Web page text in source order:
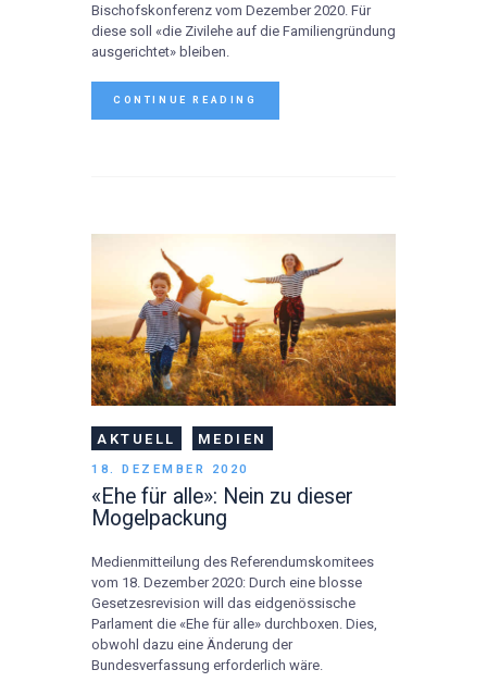
Bischofskonferenz vom Dezember 2020. Für
diese soll «die Zivilehe auf die Familiengründung
ausgerichtet» bleiben.
CONTINUE READING
AKTUELL MEDIEN
18. DEZEMBER 2020
«Ehe für alle»: Nein zu dieser
Mogelpackung
Medienmitteilung des Referendumskomitees
vom 18. Dezember 2020: Durch eine blosse
Gesetzesrevision will das eidgenössische
Parlament die «Ehe für alle» durchboxen. Dies,
obwohl dazu eine Änderung der
Bundesverfassung erforderlich wäre.